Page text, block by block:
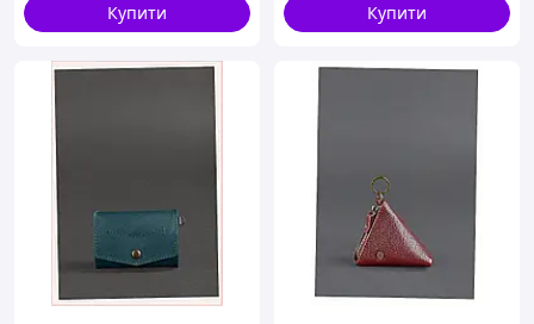
Купити
Купити